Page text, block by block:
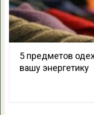
5 предметов
вашу энергетику